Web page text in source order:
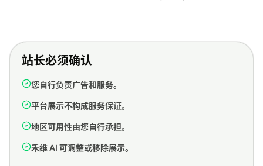
站长必须确认
您自行负责广告和服务。
平台展示不构成服务保证。
地区可用性由您自行承担。
禾维 AI 可调整或移除展示。